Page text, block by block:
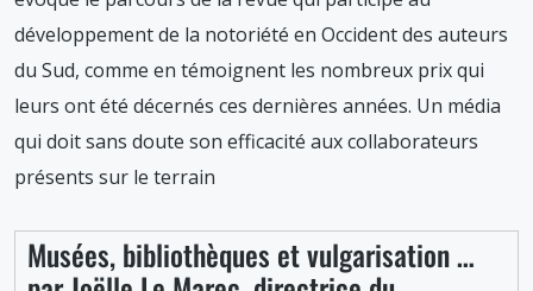
développement de la notoriété en Occident des auteurs
du Sud, comme en témoignent les nombreux prix qui
leurs ont été décernés ces dernières années. Un média
qui doit sans doute son efficacité aux collaborateurs
présents sur le terrain
Musées, bibliothèques et vulgarisation …